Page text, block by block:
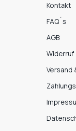
Kontakt
FAQ´s
AGB
Widerruf
Versand